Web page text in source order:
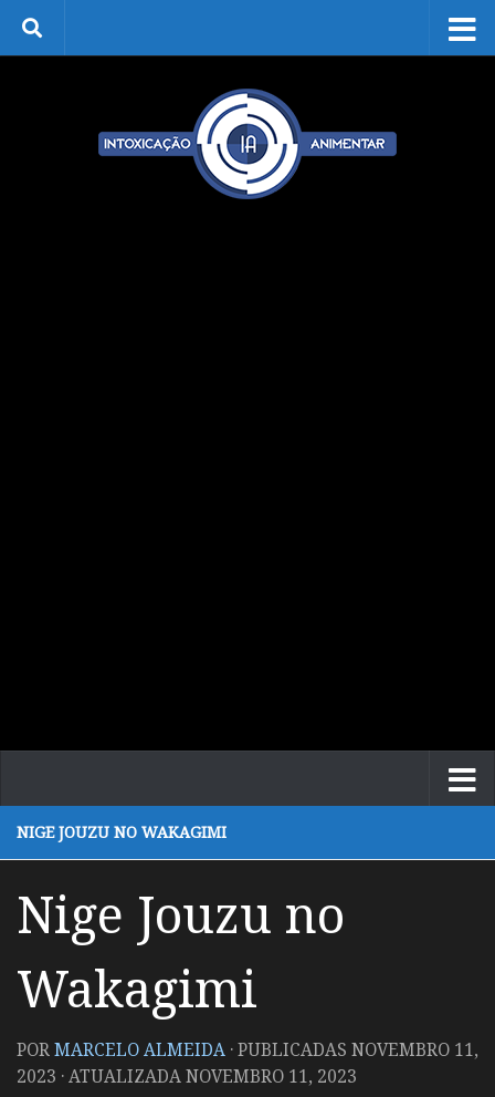
Skip to content
NIGE JOUZU NO WAKAGIMI
Nige Jouzu no
Wakagimi
PORMARCELO ALMEIDA · PUBLICADAS NOVEMBRO 11,
2023 · ATUALIZADANOVEMBRO 11, 2023